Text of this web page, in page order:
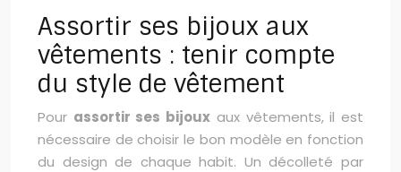
Assortir ses bijoux aux
vêtements : tenir compte
du style de vêtement
Pour assortir ses bijoux aux vêtements, il est
nécessaire de choisir le bon modèle en fonction
du design de chaque habit. Un décolleté par